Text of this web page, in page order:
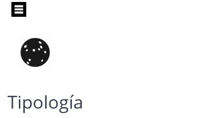
Pasar
principal
Tipología